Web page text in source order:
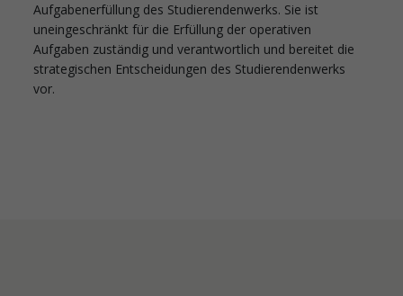
Aufgabenerfüllung des Studierendenwerks. Sie ist
uneingeschränkt für die Erfüllung der operativen
Aufgaben zuständig und verantwortlich und bereitet die
strategischen Entscheidungen des Studierendenwerks
vor.